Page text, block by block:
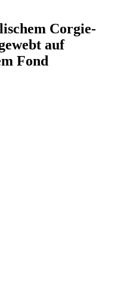
Corgie-
auf
Fond